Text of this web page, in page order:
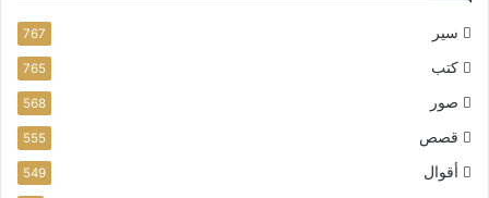
سير 767
كتب 765
صور 568
قصص 555
أقوال 549